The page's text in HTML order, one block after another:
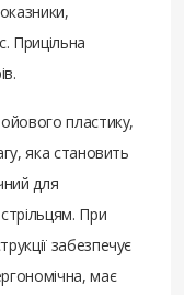
Прицільна
пластику,
яка становить
для
При
забезпечує
має